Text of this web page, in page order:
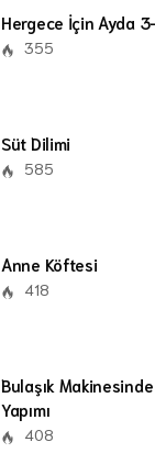
Hergece İçin Ayda
355
Süt Dilimi
585
Anne Köftesi
418
Bulaşık
Yapımı
408